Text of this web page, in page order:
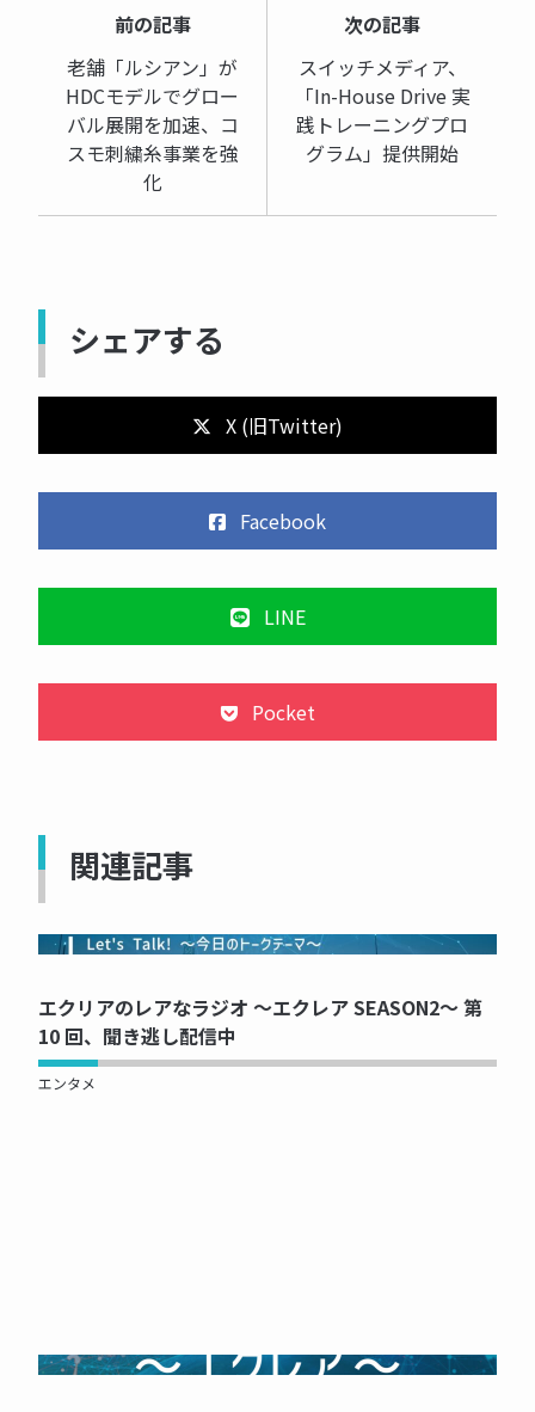
前の記事
老舗「ルシアン」が
HDCモデルでグロー
バル展開を加速、コ
スモ刺繍糸事業を強
化
次の記事
スイッチメディア、
「In-House Drive 実
践トレーニングプロ
グラム」提供開始
シェアする
X (旧Twitter)
Facebook
LINE
Pocket
関連記事
NOW PRINTING...
エクリアのレアなラジオ ～エクレア SEASON2～ 第
10 回、聞き逃し配信中
エンタメ
NOW PRINTING...